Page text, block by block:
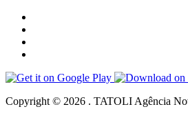
Copyright © 2026 . TATOLI Agência